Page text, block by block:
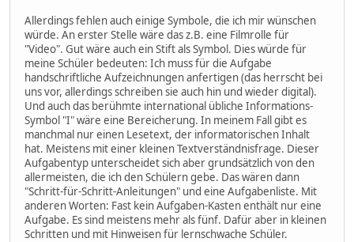
Allerdings fehlen auch einige Symbole, die ich mir wünschen
würde. An erster Stelle wäre das z.B. eine Filmrolle für
"Video". Gut wäre auch ein Stift als Symbol. Dies würde für
meine Schüler bedeuten: Ich muss für die Aufgabe
handschriftliche Aufzeichnungen anfertigen (das herrscht bei
uns vor, allerdings schreiben sie auch hin und wieder digital).
Und auch das berühmte international übliche Informations-
Symbol "I" wäre eine Bereicherung. In meinem Fall gibt es
manchmal nur einen Lesetext, der informatorischen Inhalt
hat. Meistens mit einer kleinen Textverständnisfrage. Dieser
Aufgabentyp unterscheidet sich aber grundsätzlich von den
allermeisten, die ich den Schülern gebe. Das wären dann
"Schritt-für-Schritt-Anleitungen" und eine Aufgabenliste. Mit
anderen Worten: Fast kein Aufgaben-Kasten enthält nur eine
Aufgabe. Es sind meistens mehr als fünf. Dafür aber in kleinen
Schritten und mit Hinweisen für lernschwache Schüler.